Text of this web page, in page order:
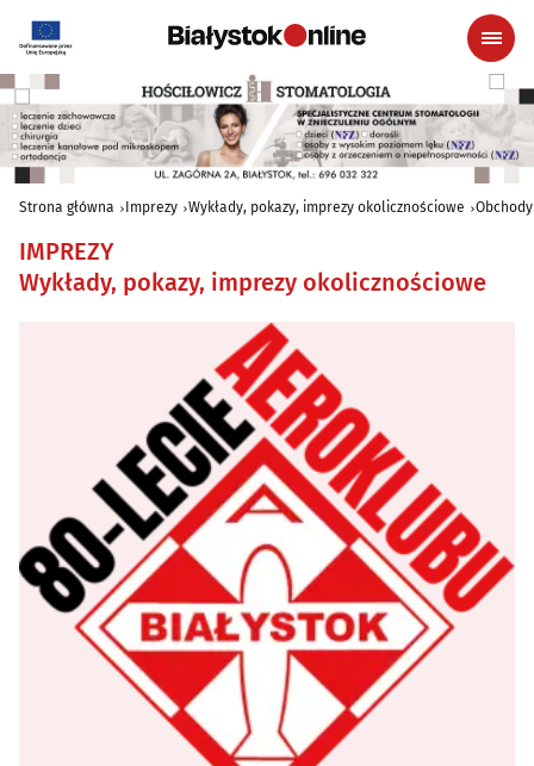
Strona główna Imprezy Wykłady, pokazy, imprezy okolicznościowe
IMPREZY
Wykłady, pokazy, imprezy okolicznościowe